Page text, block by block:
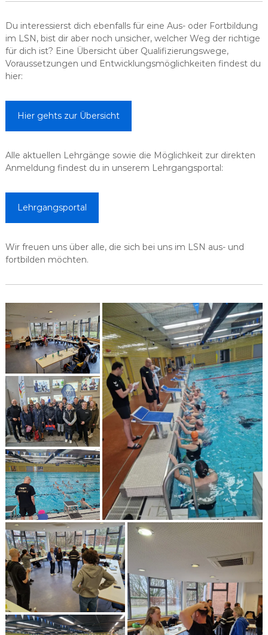
Du interessierst dich ebenfalls für eine Aus- oder Fortbildung
im LSN, bist dir aber noch unsicher, welcher Weg der richtige
für dich ist? Eine Übersicht über Qualifizierungswege,
Voraussetzungen und Entwicklungsmöglichkeiten findest du
hier:
Hier gehts zur Übersicht
Alle aktuellen Lehrgänge sowie die Möglichkeit zur direkten
Anmeldung findest du in unserem Lehrgangsportal:
Lehrgangsportal
Wir freuen uns über alle, die sich bei uns im LSN aus- und
fortbilden möchten.